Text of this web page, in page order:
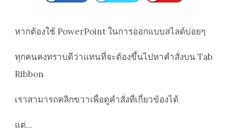
หากต้องใช้ PowerPoint ในการออกแบบสไลด์บ่อยๆ
ทุกคนคงทราบดีว่าแทนที่จะต้องขึ้นไปหาคำสั่งบน Tab
Ribbon
เราสามารถคลิกขวาเพื่อดูคำสั่งที่เกี่ยวข้องได้
แต่...